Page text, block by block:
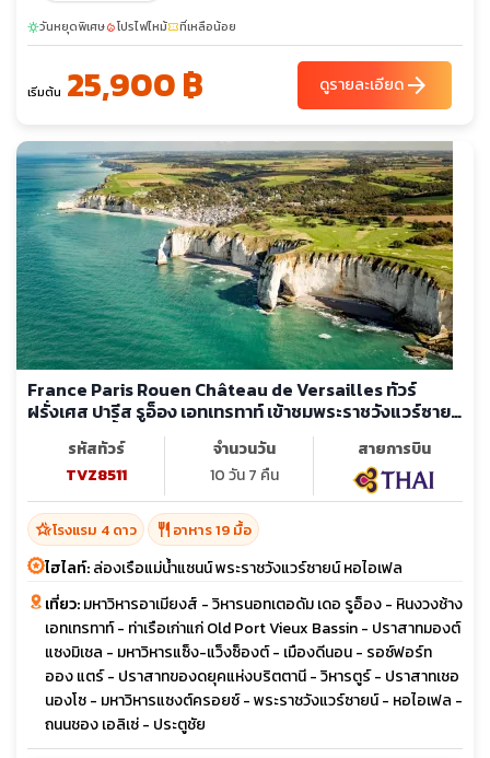
ธ.ค. 69
06-11 11-16
27-01
ม.ค. 70
03-08
sunnyวันหยุดพิเศษlocal_fire_departmentโปรไฟไหม้confirmation_numberที่เหลือน้อย
เริ่มต้น 25,900 ฿ ดูรายละเอียดarrow_forward
France Paris Rouen Château de Versailles ทัวร์
ฝรั่งเศส ปารีส รูอ็อง เอทเทรทาท์ เข้าชมพระราชวังแวร์ซายน์
ล่องเรือแม่น้ำแซนน์
รหัสทัวร์
TVZ8511
จำนวนวัน
10 วัน 7 คืน
สายการบิน
hotel_classโรงแรม 4 ดาว restaurant อาหาร 19 มื้อ
ไฮไลท์:ล่องเรือแม่น้ำแซนน์ พระราชวังแวร์ซายน์ หอไอเฟล
เที่ยว:มหาวิหารอาเมียงส์ - วิหารนอทเตอดัม เดอ รูอ็อง - หินงวงช้าง
เอทเทรทาท์ - ท่าเรือเก่าแก่ Old Port Vieux Bassin - ปราสาทมองต์
แซงมิเชล - มหาวิหารแซ็ง-แว็งซ็องต์ - เมืองดีนอน - รอซ์ฟอร์ท
ออง แตร์ - ปราสาทของดยุคแห่งบริตตานี - วิหารตูร์ - ปราสาทเชอ
นองโซ - มหาวิหารแซงต์ครอยซ์ - พระราชวังแวร์ซายน์ - หอไอเฟล -
ถนนชอง เอลิเซ่ - ประตูชัย